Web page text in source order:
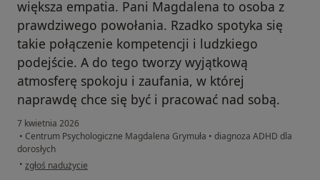
większa empatia. Pani Magdalena to osoba z
prawdziwego powołania. Rzadko spotyka się
takie połączenie kompetencji i ludzkiego
podejście. A do tego tworzy wyjątkową
atmosferę spokoju i zaufania, w której
naprawdę chce się być i pracować nad sobą.
7 kwietnia 2026
• Centrum Psychologiczne Magdalena Grymuła • diagnoza ADHD dla
dorosłych
• w opinii użytkownika Sylwek
zgłoś nadużycie